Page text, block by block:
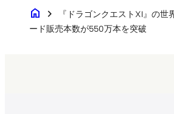
home chevron_right
『ドラゴンクエストXI』の世
ード販売本数が550万本を突破